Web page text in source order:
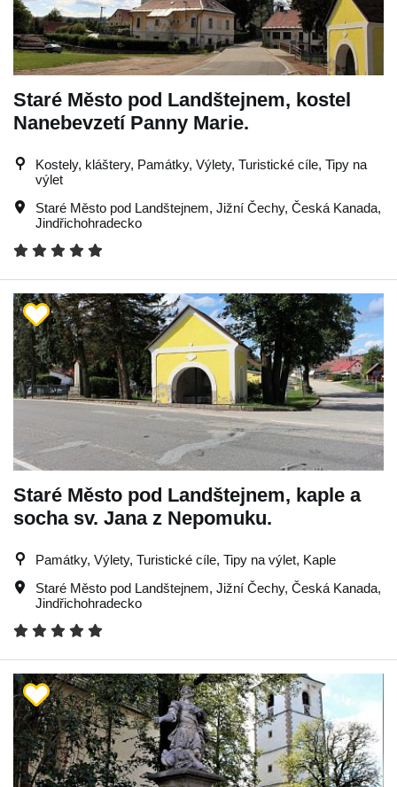
Staré Město pod Landštejnem, kostel
Nanebevzetí Panny Marie.
Kostely, kláštery, Památky, Výlety, Turistické cíle, Tipy na
výlet
Staré Město pod Landštejnem, Jižní Čechy, Česká Kanada,
Jindřichohradecko
Staré Město pod Landštejnem, kaple a
socha sv. Jana z Nepomuku.
Památky, Výlety, Turistické cíle, Tipy na výlet, Kaple
Staré Město pod Landštejnem, Jižní Čechy, Česká Kanada,
Jindřichohradecko